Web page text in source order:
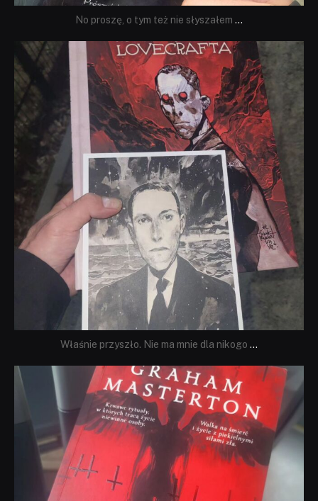
No proszę, o tym też nie słyszałem ...
dobryhorror
Wrz 19
Właśnie przyszło. Nie ma mnie dla nikogo ...
dobryhorror
Sie 23